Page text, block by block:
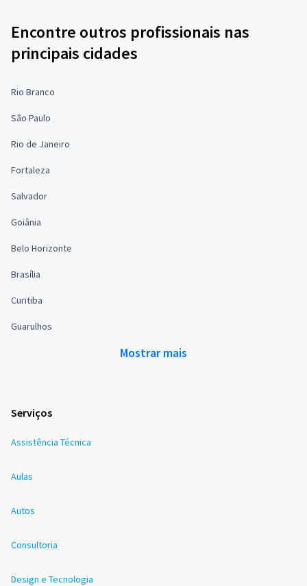
Encontre outros profissionais nas
principais cidades
Rio Branco
São Paulo
Rio de Janeiro
Fortaleza
Salvador
Goiânia
Belo Horizonte
Brasília
Curitiba
Guarulhos
Mostrar mais
Serviços
Assistência Técnica
Aulas
Autos
Consultoria
Design e Tecnologia